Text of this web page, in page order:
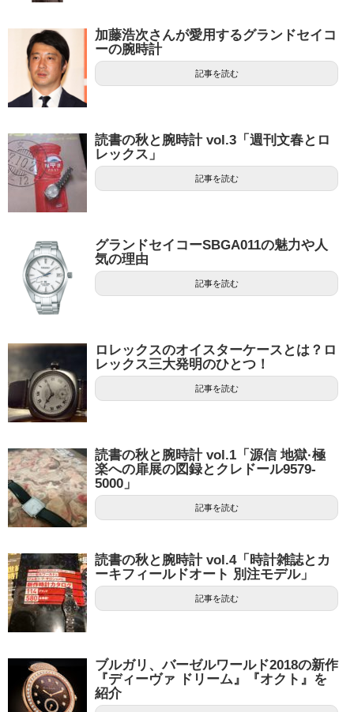
加藤浩次さんが愛用するグランドセイコ
ーの腕時計
記事を読む
読書の秋と腕時計 vol.3「週刊文春とロ
レックス」
記事を読む
グランドセイコーSBGA011の魅力や人
気の理由
記事を読む
ロレックスのオイスターケースとは？ロ
レックス三大発明のひとつ！
記事を読む
読書の秋と腕時計 vol.1「源信 地獄·極
楽への扉展の図録とクレドール9579-
5000」
記事を読む
読書の秋と腕時計 vol.4「時計雑誌とカ
ーキフィールドオート 別注モデル」
記事を読む
ブルガリ、バーゼルワールド2018の新作
『ディーヴァ ドリーム』『オクト』を
紹介